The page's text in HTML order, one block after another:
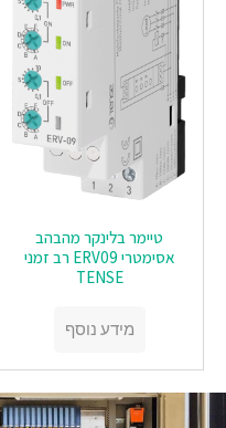
טיימר בלינקר מהבהב
אסימטרי ERV09 רב זמני
TENSE
מידע נוסף